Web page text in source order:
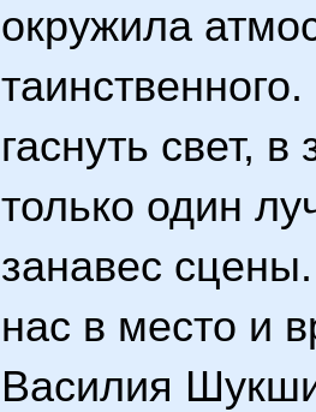
окружила
гаснуть свет,
только один
занавес
нас в место и
Василия